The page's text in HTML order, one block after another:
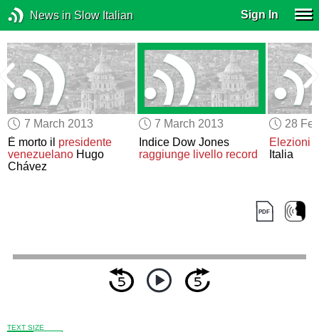
News in Slow Italian Sign In
7 March 2013
È morto il presidente
venezuelano Hugo
Chávez
7 March 2013
Indice Dow Jones
raggiunge livello record
28
Elezioni
Italia
TEXT SIZE